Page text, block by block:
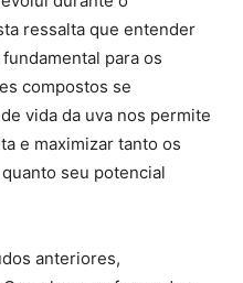
ressalta que entender
para os
compostos se
vida da uva nos permite
e maximizar tanto os
seu potencial
anteriores,